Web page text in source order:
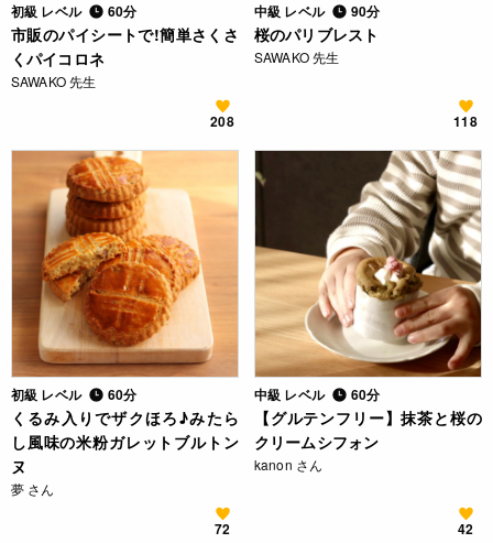
初級 レベル 60分
市販のパイシートで!簡単さくさ
くパイコロネ
SAWAKO 先生
208
中級 レベル 90分
桜のパリブレスト
SAWAKO 先生
118
初級 レベル 60分
くるみ入りでザクほろ♪みたら
し風味の米粉ガレットブルトン
ヌ
夢 さん
72
中級 レベル 60分
【グルテンフリー】抹茶と桜の
クリームシフォン
kanon さん
42